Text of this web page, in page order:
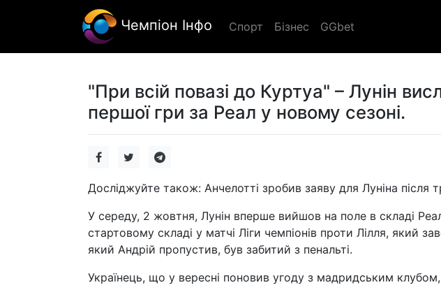
Чемпіон Інфо Спорт Бізнес GGbet
"При всій повазі до Куртуа" – Лунін
першої гри за Реал у новому сезоні.
Досліджуйте також: Анчелотті зробив заяву для Луніна після
У середу, 2 жовтня, Лунін вперше вийшов на поле в складі
стартовому складі у матчі Ліги чемпіонів проти Лілля, який
який Андрій пропустив, був забитий з пенальті.
Українець, що у вересні поновив угоду з мадридським